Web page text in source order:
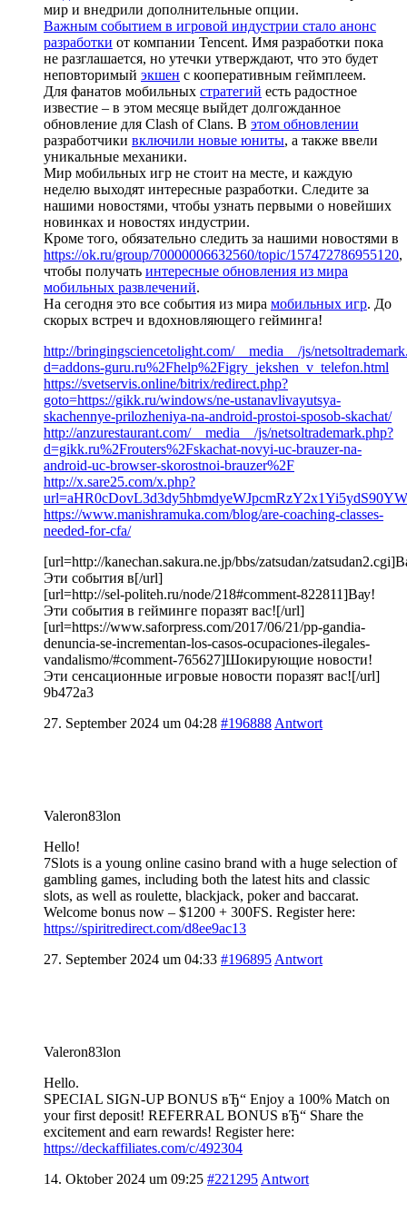
мир и внедрили дополнительные опции.
Важным событием в игровой индустрии стало анонс
разработки от компании Tencent. Имя разработки пока
не разглашается, но утечки утверждают, что это будет
неповторимый экшен с кооперативным геймплеем.
Для фанатов мобильных стратегий есть радостное
известие – в этом месяце выйдет долгожданное
обновление для Clash of Clans. В этом обновлении
разработчики включили новые юниты, а также ввели
уникальные механики.
Мир мобильных игр не стоит на месте, и каждую
неделю выходят интересные разработки. Следите за
нашими новостями, чтобы узнать первыми о новейших
новинках и новостях индустрии.
Кроме того, обязательно следить за нашими новостями в
https://ok.ru/group/70000006632560/topic/157472786955120,
чтобы получать интересные обновления из мира
мобильных развлечений.
На сегодня это все события из мира мобильных игр. До
скорых встреч и вдохновляющего гейминга!
http://bringingsciencetolight.com/__media__/js/
d=addons-guru.ru%2Fhelp%2Figry_jekshen_v_telefon.html
https://svetservis.online/bitrix/redirect.php?
goto=https://gikk.ru/windows/ne-ustanavlivayutsya-
skachennye-prilozheniya-na-android-prostoi-sposob-skachat/
http://anzurestaurant.com/__media__/js/netsoltrademark.php?
d=gikk.ru%2Frouters%2Fskachat-novyi-uc-brauzer-na-
android-uc-browser-skorostnoi-brauzer%2F
http://x.sare25.com/x.php?
https://www.manishramuka.com/blog/are-coaching-classes-
needed-for-cfa/
[url=http://kanechan.sakura.ne.jp/bbs/zatsudan/
Эти события в[/url]
[url=http://sel-politeh.ru/node/218#comment-822811]Вау!
Эти события в гейминге поразят вас![/url]
[url=https://www.saforpress.com/2017/06/21/pp-gandia-
denuncia-se-incrementan-los-casos-ocupaciones-ilegales-
vandalismo/#comment-765627]Шокирующие новости!
Эти сенсационные игровые новости поразят вас![/url]
9b472a3
27. September 2024 um 04:28 #196888 Antwort
Valeron83lon
Hello!
7Slots is a young online casino brand with a huge selection of
gambling games, including both the latest hits and classic
slots, as well as roulette, blackjack, poker and baccarat.
Welcome bonus now – $1200 + 300FS. Register here:
https://spiritredirect.com/d8ee9ac13
27. September 2024 um 04:33 #196895 Antwort
Valeron83lon
Hello.
SPECIAL SIGN-UP BONUS вЂ“ Enjoy a 100% Match on
your first deposit! REFERRAL BONUS вЂ“ Share the
excitement and earn rewards! Register here:
https://deckaffiliates.com/c/492304
14. Oktober 2024 um 09:25 #221295 Antwort